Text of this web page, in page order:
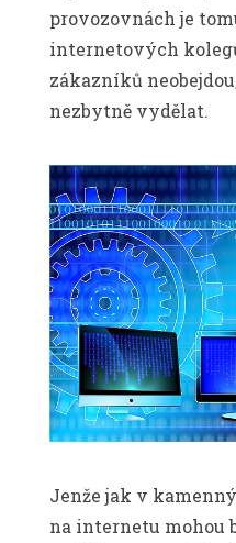
provozovnách je
internetových
zákazníků
nezbytně vydělat.
Jenže jak v
na internetu mohou